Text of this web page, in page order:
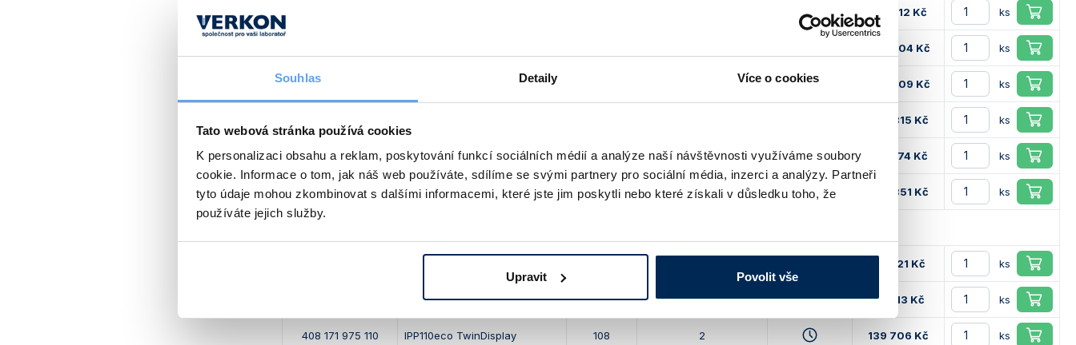
Souhlas Detaily Více o cookies
Tato webová stránka používá cookies
K personalizaci obsahu a reklam, poskytování funkcí sociálních médií a analýze naší návštěvnosti využíváme soubory
cookie. Informace o tom, jak náš web používáte, sdílíme se svými partnery pro sociální média, inzerci a analýzy. Partneři
tyto údaje mohou zkombinovat s dalšími informacemi, které jste jim poskytli nebo které získali v důsledku toho, že
používáte jejich služby.
Upravit Povolit vše
183 212 Kč ks
227 004 Kč ks
408 170 975 750 IPP750eco SingleDisplay 299 309 Kč ks
403 815 Kč ks
408 170 975 140 IPP1400eco SingleDisplay 1360 4 671 874 Kč ks
408 170 975 220 IPP2200eco SingleDisplay 2140 6 848 351 Kč ks
90 821 Kč ks
IPP55 TwinDisplay 53 1 97 913 Kč ks
408 171 975 110 IPP110eco TwinDisplay 108 2 139 706 Kč ks